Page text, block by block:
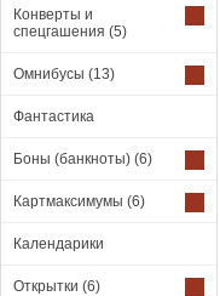
Конверты и
спецгашения (5)
Омнибусы (13)
Фантастика
Боны (банкноты) (6)
Картмаксимумы (6)
Календарики
Открытки (6)